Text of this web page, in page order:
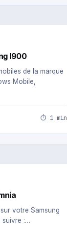
I900
de la marque
Mobile,
⏱ 1 min
votre Samsung
suivre :…